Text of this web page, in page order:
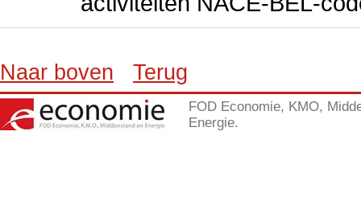
Naar boven Terug
FOD Economie, KMO,
Energie.